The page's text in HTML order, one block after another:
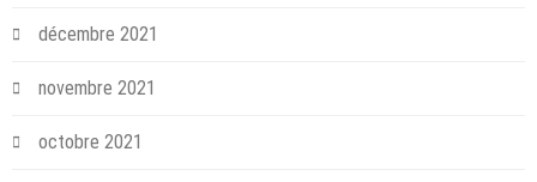
décembre 2021
novembre 2021
octobre 2021